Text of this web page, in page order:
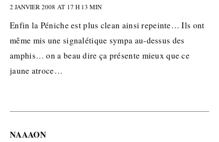
2 JANVIER 2008 AT 17 H 13 MIN
Enfin la Péniche est plus clean ainsi repeinte… Ils ont
même mis une signalétique sympa au-dessus des
amphis… on a beau dire ça présente mieux que ce
jaune atroce…
NAAAON